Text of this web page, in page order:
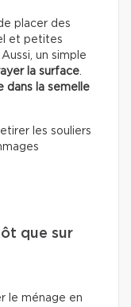
placer des
et petites
un simple
la surface
dans la semelle
les souliers
que sur
le ménage en